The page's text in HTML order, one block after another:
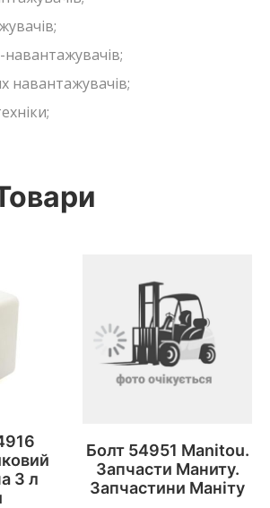
навантажувачів;
навантажувачів;
3 л
Болт 54951 Manitou.
Запчасти Маниту.
Запчастини Маніту